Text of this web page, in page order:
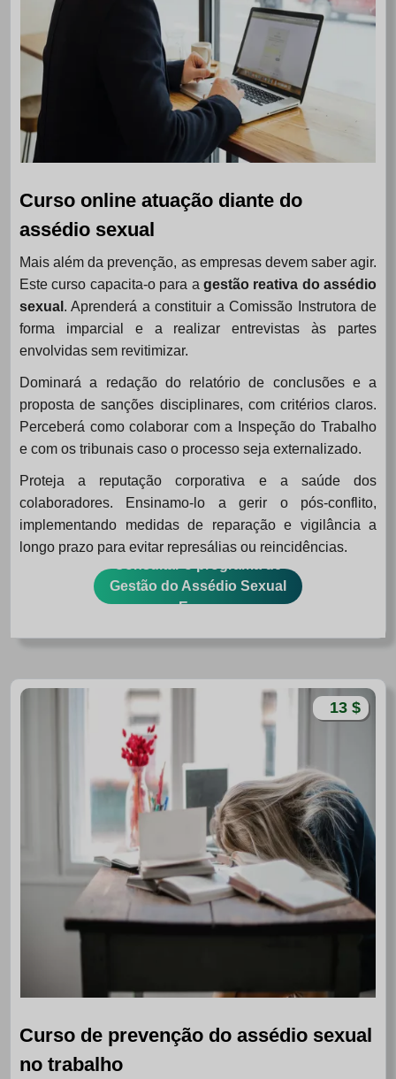
Curso online atuação diante do
assédio sexual
Mais além da prevenção, as empresas devem saber agir.
Este curso capacita-o para a gestão reativa do assédio
sexual . Aprenderá a constituir a Comissão Instrutora de
forma imparcial e a realizar entrevistas às partes
envolvidas sem revitimizar.
Dominará a redação do relatório de conclusões e a
proposta de sanções disciplinares, com critérios claros.
Perceberá como colaborar com a Inspeção do Trabalho
e com os tribunais caso o processo seja externalizado.
Proteja a reputação corporativa e a saúde dos
colaboradores. Ensinamo-lo a gerir o pós-conflito,
implementando medidas de reparação e vigilância a
longo prazo para evitar represálias ou reincidências.
Gestão do Assédio Sexual
na Empresa
Curso de prevenção do assédio sexual
no trabalho
13 $